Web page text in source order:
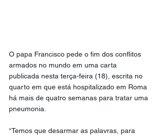
O papa Francisco pede o fim dos conflitos
armados no mundo em uma carta
publicada nesta terça-feira (18), escrita no
quarto em que está hospitalizado em Roma
há mais de quatro semanas para tratar uma
pneumonia.
“Temos que desarmar as palavras, para